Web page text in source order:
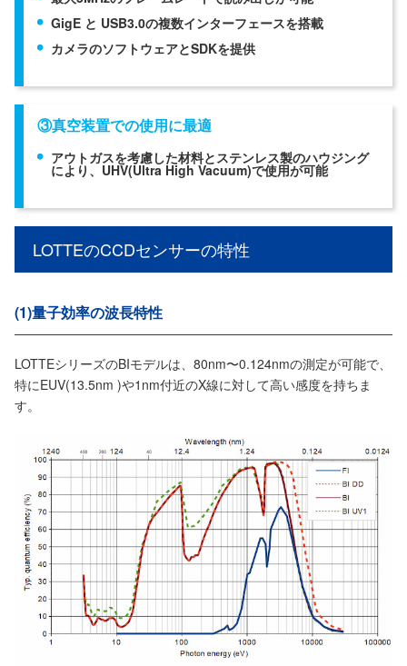
GigE と USB3.0の複数インターフェースを搭載
カメラのソフトウェアとSDKを提供
③真空装置での使用に最適
アウトガスを考慮した材料とステンレス製のハウジング
により、UHV(Ultra High Vacuum)で使用が可能
LOTTEのCCDセンサーの特性
(1)量子効率の波長特性
LOTTEシリーズのBIモデルは、80nm〜0.124nmの測定が可能で、
特にEUV(13.5nm )や1nm付近のX線に対して高い感度を持ちま
す。